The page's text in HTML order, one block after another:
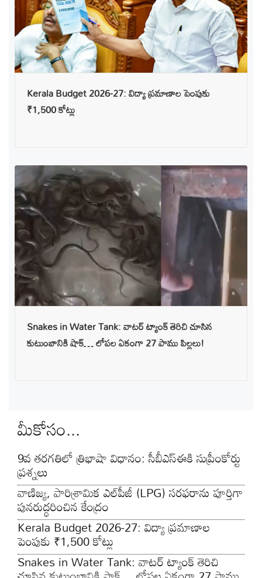
Kerala Budget 2026-27: విద్యా ప్రమాణాల పెంపుకు
₹1,500 కోట్లు
Snakes in Water Tank: వాటర్ ట్యాంక్ తెరిచి చూసిన
కుటుంబానికి షాక్… లోపల ఏకంగా 27 పాము పిల్లలు!
మీకోసం...
9వ తరగతిలో త్రిభాషా విధానం: సీబీఎస్‌ఈకి సుప్రీంకోర్టు
ప్రశ్నలు
వాణిజ్య, పారిశ్రామిక ఎల్‌పీజీ (LPG) సరఫరాను పూర్తిగా
పునరుద్ధరించిన కేంద్రం
Kerala Budget 2026-27: విద్యా ప్రమాణాల
పెంపుకు ₹1,500 కోట్లు
Snakes in Water Tank: వాటర్ ట్యాంక్ తెరిచి